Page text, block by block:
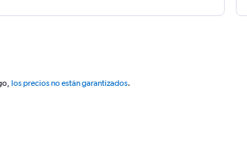
los precios no están garantizados.